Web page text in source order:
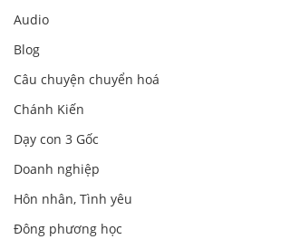
Audio
Blog
Câu chuyện chuyển hoá
Chánh Kiến
Dạy con 3 Gốc
Doanh nghiệp
Hôn nhân, Tình yêu
Đông phương học